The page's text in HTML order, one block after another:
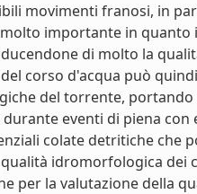
movimenti franosi, in
importante in quanto
di molto la
corso d'acqua può
del torrente,
eventi di piena
colate detritiche che
idromorfologica
per la valutazione della